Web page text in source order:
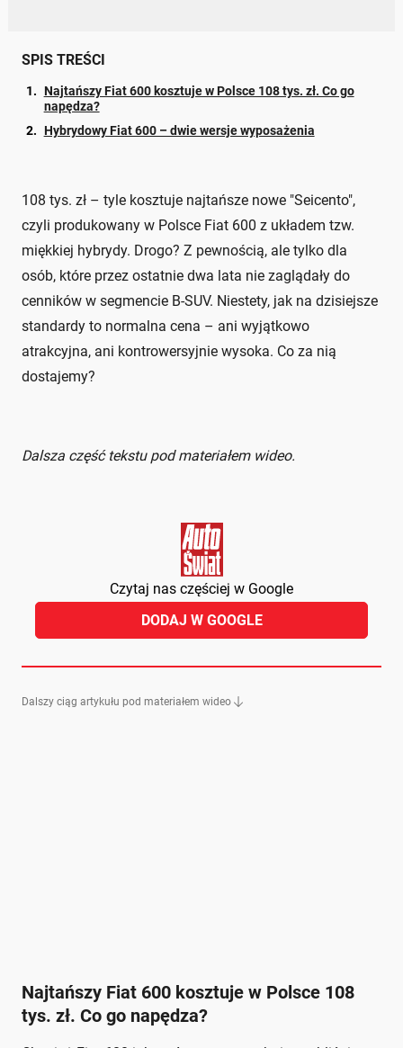
SPIS TREŚCI
Najtańszy Fiat 600 kosztuje w Polsce 108 tys. zł. Co go
napędza?
Hybrydowy Fiat 600 – dwie wersje wyposażenia
108 tys. zł – tyle kosztuje najtańsze nowe "Seicento",
czyli produkowany w Polsce Fiat 600 z układem tzw.
miękkiej hybrydy. Drogo? Z pewnością, ale tylko dla
osób, które przez ostatnie dwa lata nie zaglądały do
cenników w segmencie B-SUV. Niestety, jak na dzisiejsze
standardy to normalna cena – ani wyjątkowo
atrakcyjna, ani kontrowersyjnie wysoka. Co za nią
dostajemy?
Dalsza część tekstu pod materiałem wideo.
Czytaj nas częściej w Google
DODAJ W GOOGLE
Dalszy ciąg artykułu pod materiałem wideo
Najtańszy Fiat 600 kosztuje w Polsce 108
tys. zł. Co go napędza?